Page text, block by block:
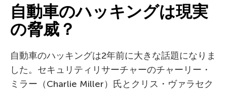
自動車のハッキングは現実
の脅威？
自動車のハッキングは2年前に大きな話題になりま
した。セキュリティリサーチャーのチャーリー・
ミラー（Charlie Miller）氏とクリス・ヴァラセク